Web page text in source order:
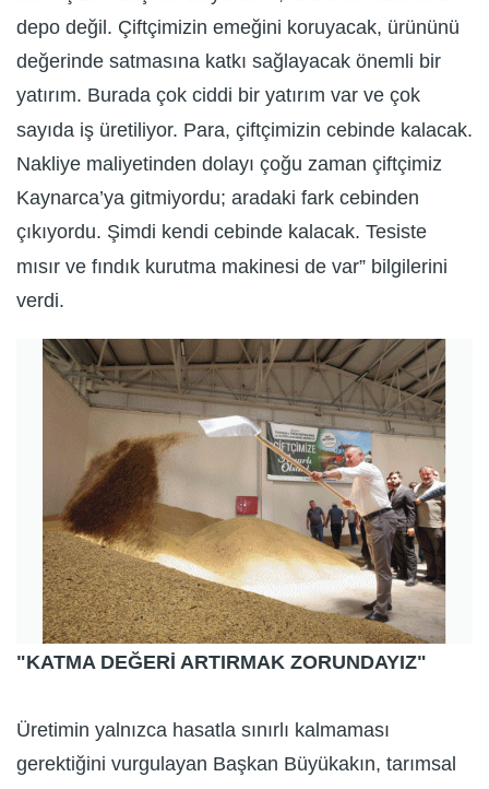
depo değil. Çiftçimizin emeğini koruyacak, ürününü
değerinde satmasına katkı sağlayacak önemli bir
yatırım. Burada çok ciddi bir yatırım var ve çok
sayıda iş üretiliyor. Para, çiftçimizin cebinde kalacak.
Nakliye maliyetinden dolayı çoğu zaman çiftçimiz
Kaynarca’ya gitmiyordu; aradaki fark cebinden
çıkıyordu. Şimdi kendi cebinde kalacak. Tesiste
mısır ve fındık kurutma makinesi de var” bilgilerini
verdi.
"KATMA DEĞERİ ARTIRMAK ZORUNDAYIZ"
Üretimin yalnızca hasatla sınırlı kalmaması
gerektiğini vurgulayan Başkan Büyükakın, tarımsal